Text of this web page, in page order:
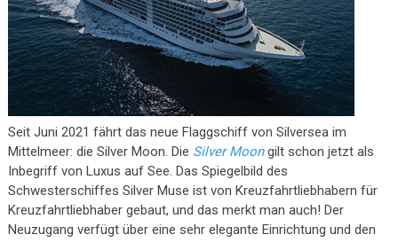
Seit Juni 2021 fährt das neue Flaggschiff von Silversea im
Mittelmeer: die Silver Moon. Die Silver Moongilt schon jetzt als
Inbegriff von Luxus auf See. Das Spiegelbild des
Schwesterschiffes Silver Muse ist von Kreuzfahrtliebhabern für
Kreuzfahrtliebhaber gebaut, und das merkt man auch! Der
Neuzugang verfügt über eine sehr elegante Einrichtung und den